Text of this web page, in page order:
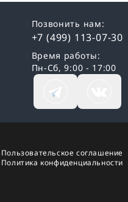
Позвонить нам:
+7 (499) 113-07-30
Время работы:
Пн-Сб, 9:00 - 17:00
Пользовательское соглашение
Политика конфиденциальности